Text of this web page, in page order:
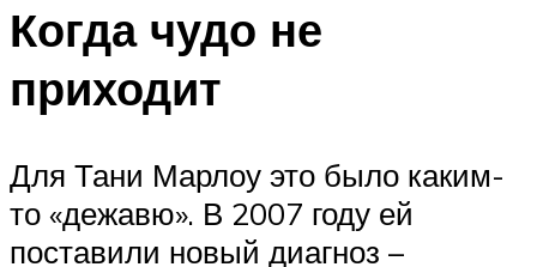
Когда чудо не
приходит
Для Тани Марлоу это было каким-
то «дежавю». В 2007 году ей
поставили новый диагноз –